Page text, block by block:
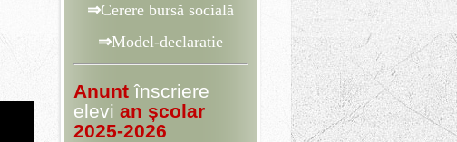
⇒Cerere bursă socială
⇒Model-declaratie
Anunt înscriere
elevi an școlar
2025-2026